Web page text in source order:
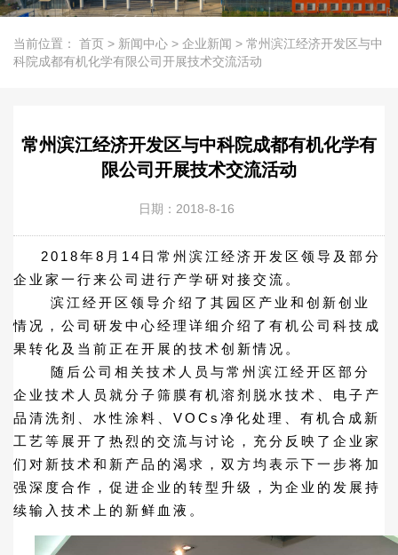
当前位置： 首页 > 新闻中心 > 企业新闻 > 常州滨江经济开发区与中
科院成都有机化学有限公司开展技术交流活动
常州滨江经济开发区与中科院成都有机化学有
限公司开展技术交流活动
日期：2018-8-16
2018年8月14日常州滨江经济开发区领导及部分
企业家一行来公司进行产学研对接交流。
滨江经开区领导介绍了其园区产业和创新创业
情况，公司研发中心经理详细介绍了有机公司科技成
果转化及当前正在开展的技术创新情况。
随后公司相关技术人员与常州滨江经开区部分
企业技术人员就分子筛膜有机溶剂脱水技术、电子产
品清洗剂、水性涂料、VOCs净化处理、有机合成新
工艺等展开了热烈的交流与讨论，充分反映了企业家
们对新技术和新产品的渴求，双方均表示下一步将加
强深度合作，促进企业的转型升级，为企业的发展持
续输入技术上的新鲜血液。